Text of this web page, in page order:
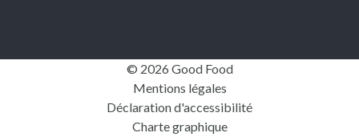
© 2026 Good Food
Mentions légales
Déclaration d'accessibilité
Charte graphique